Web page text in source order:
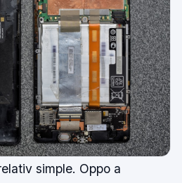
simple. Oppo a